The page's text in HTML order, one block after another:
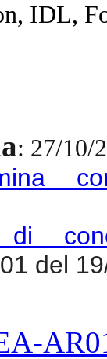
IDL,
: 27/10/
di
del